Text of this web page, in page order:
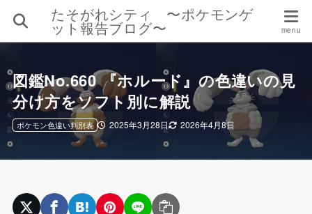
たそがれシティ 〜ポケモンゲ
ット報告ブログ〜
図鑑No.660 『ホルード』の色違いの見
分け方をソフト別に解説
2025年3月28日 2026年4月8日
ポケモン色違い判別表